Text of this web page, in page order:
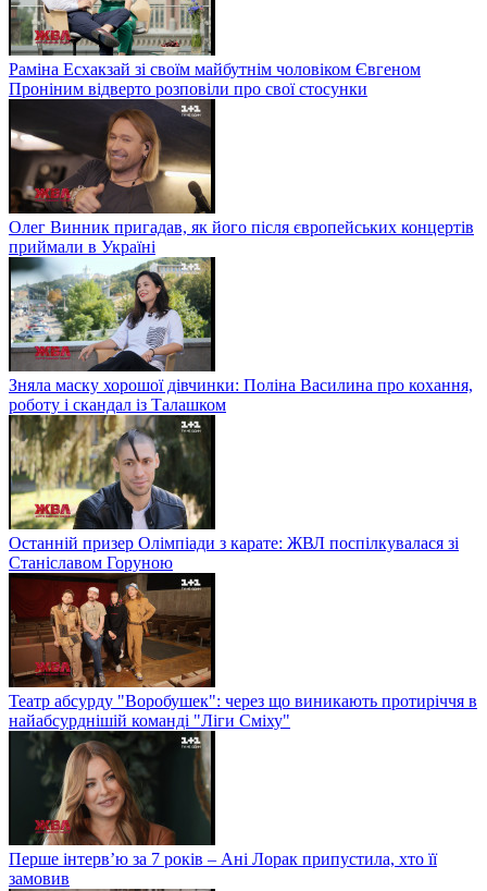
Раміна Есхакзай зі своїм майбутнім чоловіком Євгеном
Проніним відверто розповіли про свої стосунки
Олег Винник пригадав, як його після європейських концертів
приймали в Україні
Зняла маску хорошої дівчинки: Поліна Василина про кохання,
роботу і скандал із Талашком
Останній призер Олімпіади з карате: ЖВЛ поспілкувалася зі
Станіславом Горуною
Театр абсурду "Воробушек": через що виникають протиріччя в
найабсурднішій команді "Ліги Сміху"
Перше інтерв’ю за 7 років – Ані Лорак припустила, хто її
замовив